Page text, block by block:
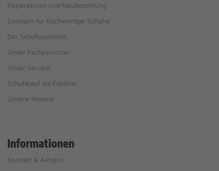
Reparaturen und Neubesohlung
Einlagen für hochwertige Schuhe
Der Schuhspezialist
Unser Fachpersonal
Unser Service
Schuhkauf als Erlebnis
Unsere Historie
Informationen
Kontakt & Anfahrt